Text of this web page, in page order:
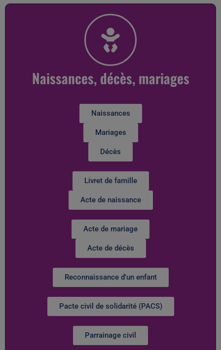
Naissances, décès, mariages
Naissances
Mariages
Décès
Livret de famille
Acte de naissance
Acte de mariage
Acte de décès
Reconnaissance d'un enfant
Pacte civil de solidarité (PACS)
Parrainage civil